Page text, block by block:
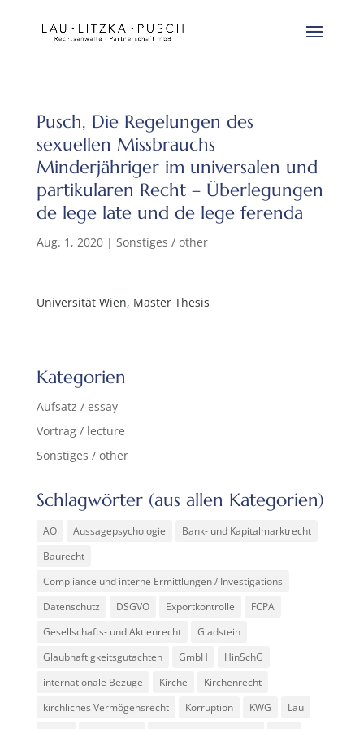
Pusch, Die Regelungen des
sexuellen Missbrauchs
Minderjähriger im universalen und
partikularen Recht – Überlegungen
de lege late und de lege ferenda
Aug. 1, 2020| Sonstiges / other
Universität Wien, Master Thesis
Kategorien
Aufsatz / essay
Vortrag / lecture
Sonstiges / other
Schlagwörter (aus allen Kategorien)
AO Aussagepsychologie
Bank- und Kapitalmarktrecht
Baurecht
Compliance und interne Ermittlungen / Investigations
Datenschutz
DSGVO Exportkontrolle
FCPA
Gesellschafts- und Aktienrecht
Gladstein
Glaubhaftigkeitsgutachten
GmbH
HinSchG
internationale Bezüge
Kirche
Kirchenrecht
kirchliches Vermögensrecht
Korruption KWG
Lau